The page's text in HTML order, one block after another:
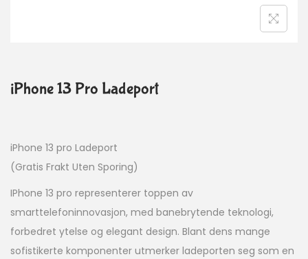
iPhone 13 Pro Ladeport
iPhone 13 pro Ladeport
(Gratis Frakt Uten Sporing)
IPhone 13 pro representerer toppen av
smarttelefoninnovasjon, med banebrytende teknologi,
forbedret ytelse og elegant design. Blant dens mange
sofistikerte komponenter utmerker ladeporten seg som en